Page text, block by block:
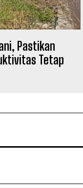
Pastikan
Tetap